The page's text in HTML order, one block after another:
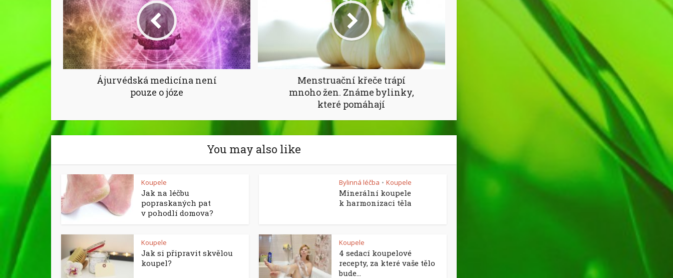
Ájurvédská medicína není
pouze o józe
Menstruační křeče trápí
mnoho žen. Známe bylinky,
které pomáhají
You may also like
Koupele
Jak na léčbu
popraskaných pat
v pohodlí domova?
Bylinná léčba • Koupele
Minerální koupele
k harmonizaci těla
Koupele
Jak si připravit skvělou
koupel?
Koupele
4 sedací koupelové
recepty, za které vaše tělo
bude...